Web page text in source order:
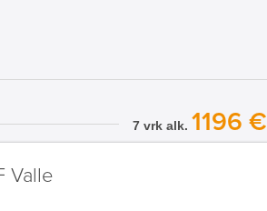
7 vrk alk. 1196 €
Valle